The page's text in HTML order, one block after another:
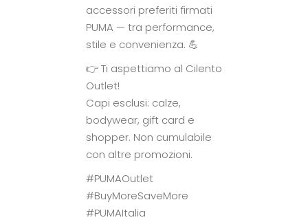
accessori preferiti firmati
PUMA — tra performance,
stile e convenienza. 💪
👉 Ti aspettiamo al Cilento
Outlet!
Capi esclusi: calze,
bodywear, gift card e
shopper. Non cumulabile
con altre promozioni.
#PUMAOutlet
#BuyMoreSaveMore
#PUMAItalia